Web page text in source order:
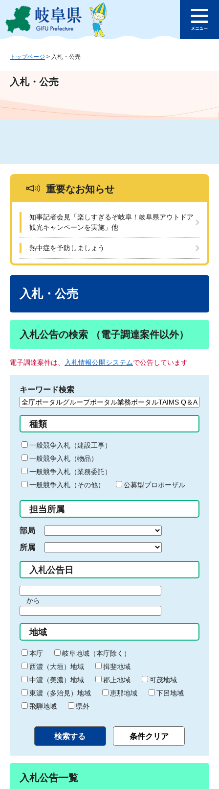
ジ
ュ
文
このページの本文へ
ュ
トップページ > 入札・公売
入札・公売
重要なお知らせ
知事記者会見「楽しすぎるぞ岐阜！岐阜県アウトドア
観光キャンペーンを実施」他
熱中症を予防しましょう
入札・公売
入札公告の検索 （電子調達案件以外）
電子調達案件は、 入札情報公開システムで公告しています
キーワード検索
検
る
キ
ー
ワ
ー
ド
入
力
種類
一般競争入札（建設工事）
一般競争入札（物品）
一般競争入札（業務委託）
一般競争入札（その他）
公募型プロポーザル
担当所属
部局
所属
入札公告日
間
始
り
から
間
終
わ
り
地域
本庁
岐阜地域（本庁除く）
西濃（大垣）地域
揖斐地域
中濃（美濃）地域
郡上地域
可茂地域
東濃（多治見）地域
恵那地域
下呂地域
飛騨地域
県外
入札公告一覧